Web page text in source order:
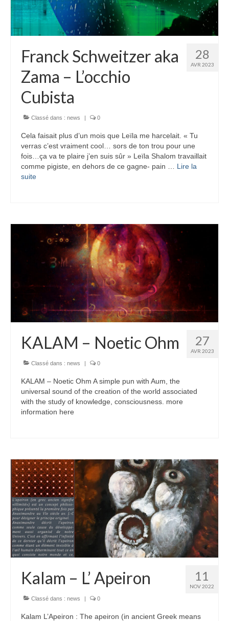
28
AVR 2023
Franck Schweitzer aka
Zama – L’occhio
Cubista
Classé dans : news | 0
Cela faisait plus d’un mois que Leïla me harcelait. « Tu
verras c’est vraiment cool… sors de ton trou pour une
fois…ça va te plaire j’en suis sûr » Leïla Shalom travaillait
comme pigiste, en dehors de ce gagne- pain … Lire la
suite­­
27
AVR 2023
KALAM – Noetic Ohm
Classé dans : news | 0
KALAM – Noetic Ohm A simple pun with Aum, the
universal sound of the creation of the world associated
with the study of knowledge, consciousness. more
information here
11
NOV 2022
Kalam – L’ Apeiron
Classé dans : news | 0
Kalam L’Apeiron : The apeiron (in ancient Greek means